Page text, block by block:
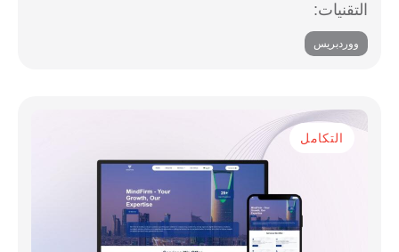
التقنيات:
ووردبريس
التكامل